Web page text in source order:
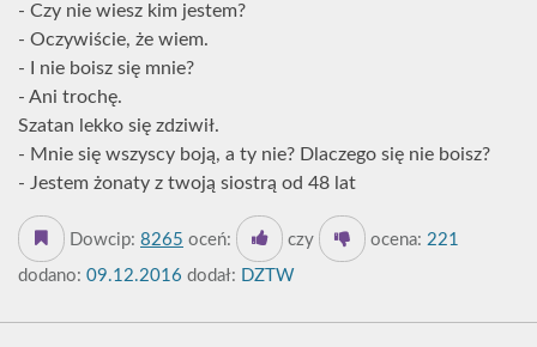
- Czy nie wiesz kim jestem?
- Oczywiście, że wiem.
- I nie boisz się mnie?
- Ani trochę.
Szatan lekko się zdziwił.
- Mnie się wszyscy boją, a ty nie? Dlaczego się nie boisz?
- Jestem żonaty z twoją siostrą od 48 lat
Dowcip: 8265 oceń: czy ocena: 221
dodano: 09.12.2016 dodał: DZTW